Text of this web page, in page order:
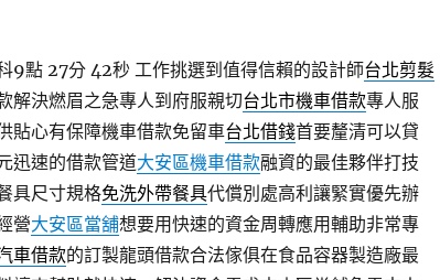
9點 27分 42秒工作挑選到值得信賴的設計師台北剪髮
解決燃眉之急專人到府服親切台北市機車借款專人服
貼心有保障機車借款免留車台北借錢首要釐清可以貸
迅速的借款管道大安區機車借款融資的最佳夥伴打技
具尺寸規格免洗外帶餐具代償別處高利讓緊實優先辦
營大安區當舖想要用快速的資金周轉應用輔助非常專
車借款的訂製龍頭借款合法傢俱在食品容器製造廠最